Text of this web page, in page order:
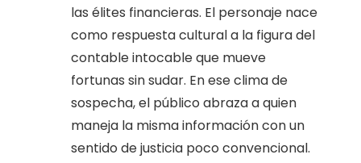
las élites financieras. El personaje nace
como respuesta cultural a la figura del
contable intocable que mueve
fortunas sin sudar. En ese clima de
sospecha, el público abraza a quien
maneja la misma información con un
sentido de justicia poco convencional.